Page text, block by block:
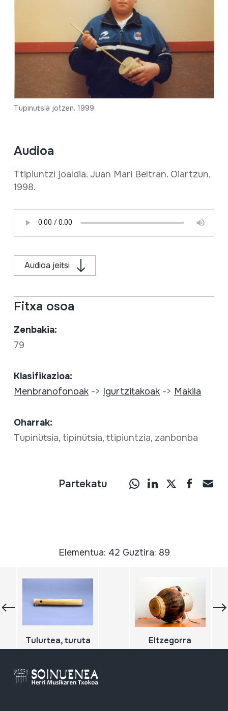
Tupinutsia jotzen. 1999.
Audioa
Ttipiuntzi joaldia. Juan Mari Beltran. Oiartzun,
1998.
Audioa jeitsi
Fitxa osoa
Zenbakia:
79
Klasifikazioa:
Menbranofonoak-> Igurtzitakoak-> Makila
Oharrak:
Tupinütsia, tipinütsia, ttipiuntzia, zanbonba
Partekatu
Elementua: 42 Guztira: 89
Tulurtea, turuta Eltzegorra